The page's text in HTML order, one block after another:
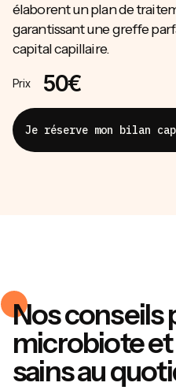
élaborent un plan de
garantissant une greffe
capital capillaire.
Prix 50€
Je réserve mon bilan
Nos conseils
microbiote
sains au